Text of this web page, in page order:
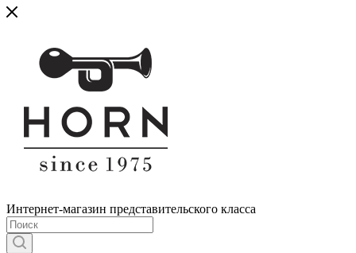
Интернет-магазин представительского класса